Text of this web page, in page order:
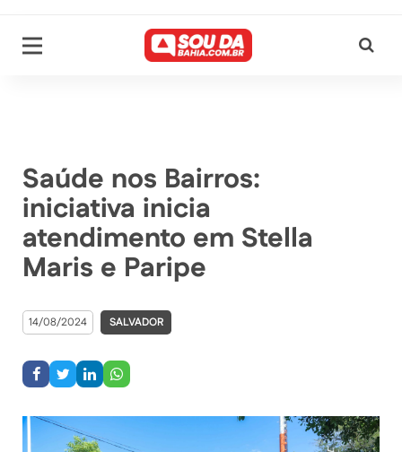
Saúde nos Bairros:
iniciativa inicia
atendimento em Stella
Maris e Paripe
14/08/2024 SALVADOR